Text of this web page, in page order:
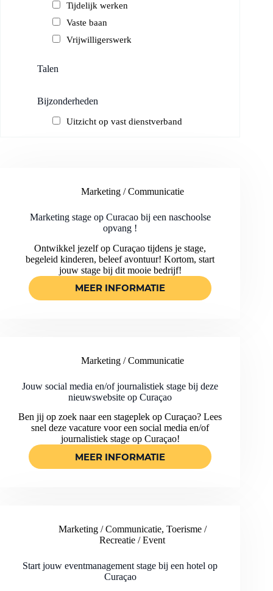
Marketing / Communicatie
Marketing stage op Curacao bij een naschoolse
opvang !
Ontwikkel jezelf op Curaçao tijdens je stage,
begeleid kinderen, beleef avontuur! Kortom, start
jouw stage bij dit mooie bedrijf!
MEER INFORMATIE
MARKETING
STAGE
NASCHOOLSE
!
Marketing / Communicatie
Jouw social media en/of journalistiek stage bij deze
nieuwswebsite op Curaçao
Ben jij op zoek naar een stageplek op Curaçao? Lees
snel deze vacature voor een social media en/of
journalistiek stage op Curaçao!
MEER INFORMATIE
JOUW
BIJ
DEZE
OP
CURAÇAO
Marketing / Communicatie, Toerisme /
Recreatie / Event
Start jouw eventmanagement stage bij een hotel op
Curaçao
Tijdelijk werken
Vaste baan
Vrijwilligerswerk
Talen
Bijzonderheden
Uitzicht op vast dienstverband